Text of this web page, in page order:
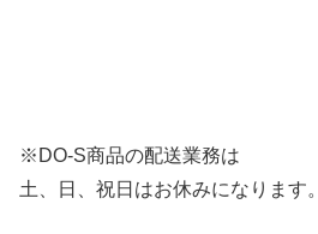
※DO-S商品の配送業務は
土、日、祝日はお休みになります。